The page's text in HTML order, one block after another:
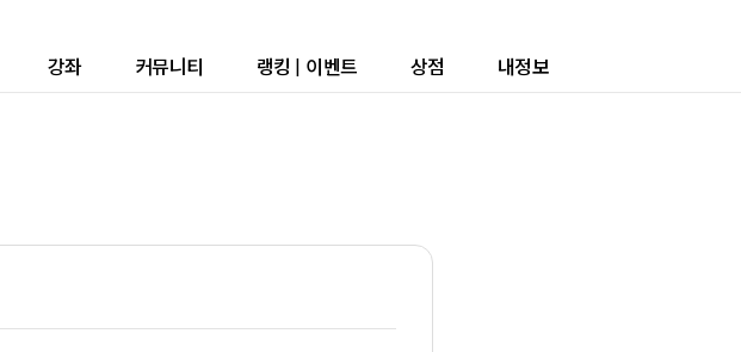
강좌 커뮤니티 랭킹 | 이벤트 상점 내정보